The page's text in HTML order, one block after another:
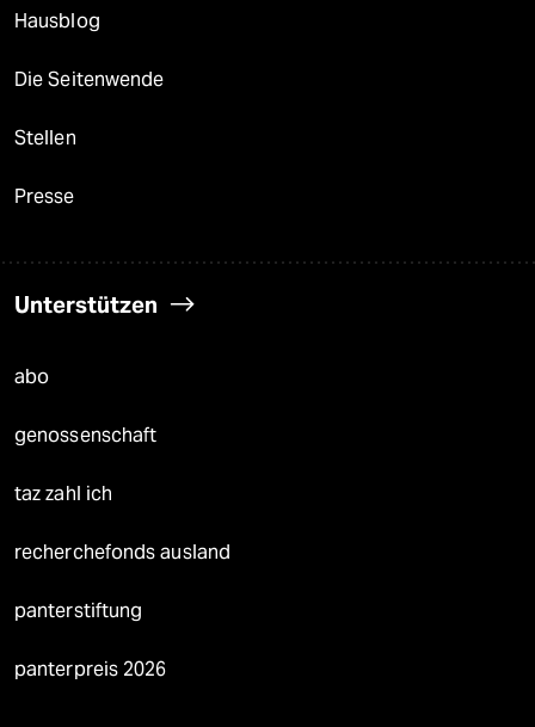
Hausblog
Die Seitenwende
Stellen
Presse
Unterstützen
abo
genossenschaft
taz zahl ich
recherchefonds ausland
panterstiftung
panterpreis 2026